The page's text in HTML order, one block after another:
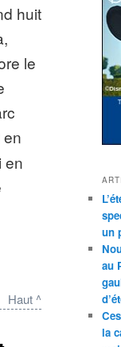
huit
le
en
en
8
Haut ^
un
au
la